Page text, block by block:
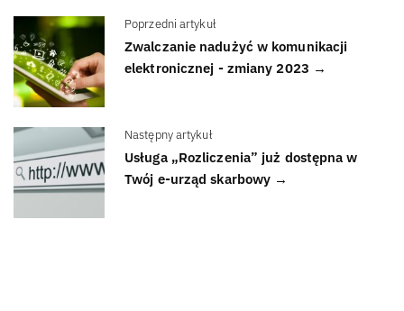
Poprzedni artykuł
Zwalczanie nadużyć w komunikacji
elektronicznej - zmiany 2023 →
Następny artykuł
Usługa „Rozliczenia” już dostępna w
Twój e-urząd skarbowy →